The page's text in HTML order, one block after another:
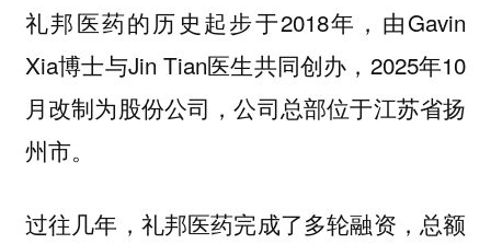
礼邦医药的历史起步于2018年，由Gavin
Xia博士与Jin Tian医生共同创办，2025年10
月改制为股份公司，公司总部位于江苏省扬
州市。
过往几年，礼邦医药完成了多轮融资，总额